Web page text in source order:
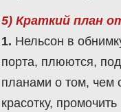
5) Краткий план
1. Нельсон в
порта, плюются,
планами о том, чем
красотку,